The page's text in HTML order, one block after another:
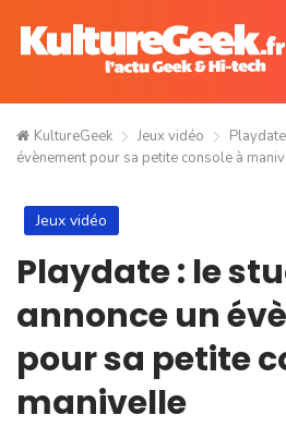
KultureGeek Jeux vidéo
évènement pour sa petite console à
Jeux vidéo
Playdate : le
annonce un
pour sa petite
manivelle